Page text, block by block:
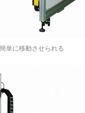
単に移動させられる